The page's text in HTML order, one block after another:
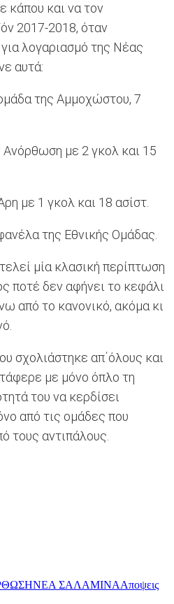
κάπου και να τον
2017-2018, όταν
λογαριασμό της Νέας
αυτά:
της Αμμοχώστου, 7
με 2 γκολ και 15
με 1 γκολ και 18 ασίστ.
της Εθνικής Ομάδας.
μία κλασική περίπτωση
ποτέ δεν αφήνει το κεφάλι
από το κανονικό, ακόμα κι
σχολιάστηκε απ΄όλους και
με μόνο όπλο τη
του να κερδίσει
από τις ομάδες που
τους αντιπάλους.
ΝΕΑ ΣΑΛΑΜΙΝΑΑποψεις